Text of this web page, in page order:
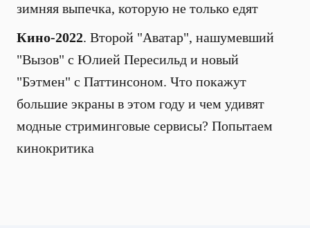
зимняя выпечка, которую не только едят
Кино-2022. Второй "Аватар", нашумевший
"Вызов" с Юлией Пересильд и новый
"Бэтмен" с Паттинсоном. Что покажут
большие экраны в этом году и чем удивят
модные стриминговые сервисы? Попытаем
кинокритика